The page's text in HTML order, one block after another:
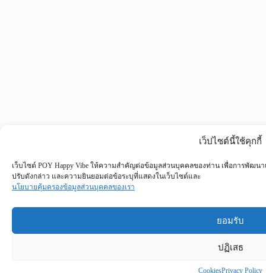
เว็ปไซต์นี้ใช้คุกกี้
เว็บไซต์ POY Happy Vibe ให้ความสำคัญต่อข้อมูลส่วนบุคคลของท่าน เพื่อการพัฒน
ปรับดังกล่าว และความยินยอมต่อข้อระบุที่แสดงในเว็บไซต์และ
นโยบายคุ้มครองข้อมูลส่วนบุคคลของเรา
ยอมรับ
ปฏิเสธ
CookiesPrivacy Policy